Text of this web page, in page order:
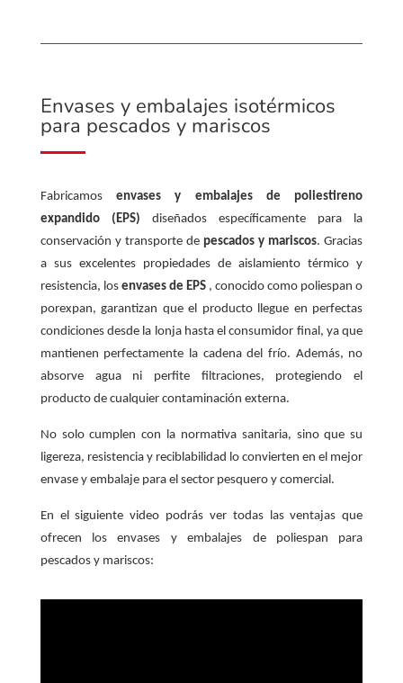
Envases y embalajes isotérmicos
para pescados y mariscos
Fabricamosenvases y embalajes de poliestireno
expandido (EPS) diseñados específicamente para la
conservación y transporte de pescados y mariscos. Gracias
a sus excelentes propiedades de aislamiento térmico y
resistencia, los envases de EPS , conocido como poliespan o
porexpan, garantizan que el producto llegue en perfectas
condiciones desde la lonja hasta el consumidor final, ya que
mantienen perfectamente la cadena del frío. Además, no
absorve agua ni perfite filtraciones, protegiendo el
producto de cualquier contaminación externa.
No solo cumplen con la normativa sanitaria, sino que su
ligereza, resistencia y reciblabilidad lo convierten en el mejor
envase y embalaje para el sector pesquero y comercial.
En el siguiente video podrás ver todas las ventajas que
ofrecen los envases y embalajes de poliespan para
pescados y mariscos: